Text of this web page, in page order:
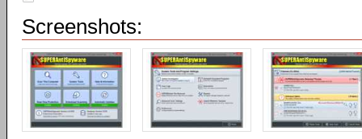
Screenshots: